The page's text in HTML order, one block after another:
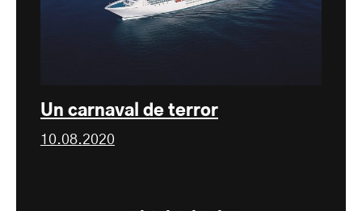
Un carnaval de terror
10.08.2020